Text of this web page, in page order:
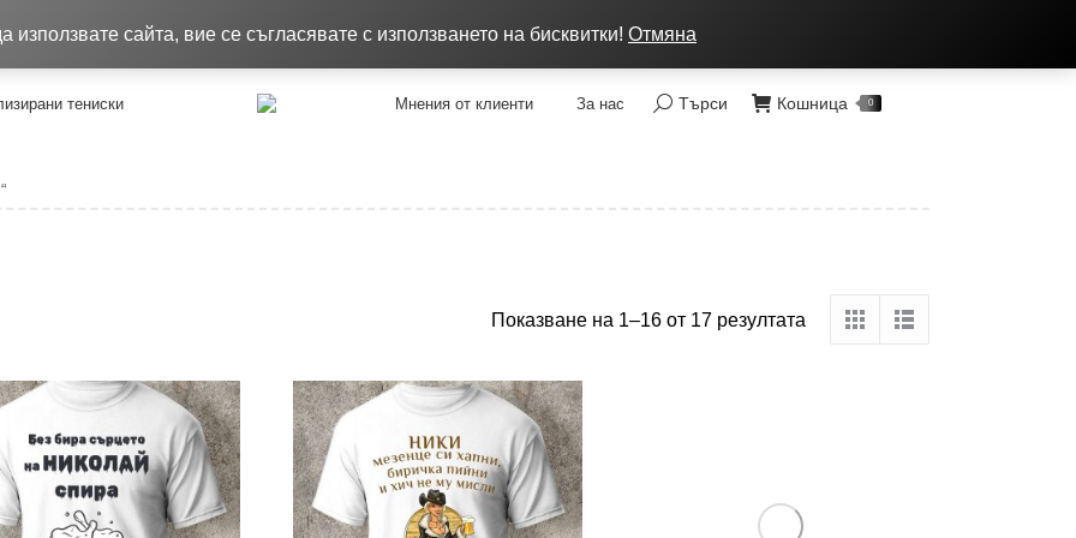
тениски Мнения от клиенти За нас Search:
Търси Кошница 0
Показване на 1–16 от 17 резултата
използвате сайта, вие се съгласявате с използването на бисквитки! Отмяна